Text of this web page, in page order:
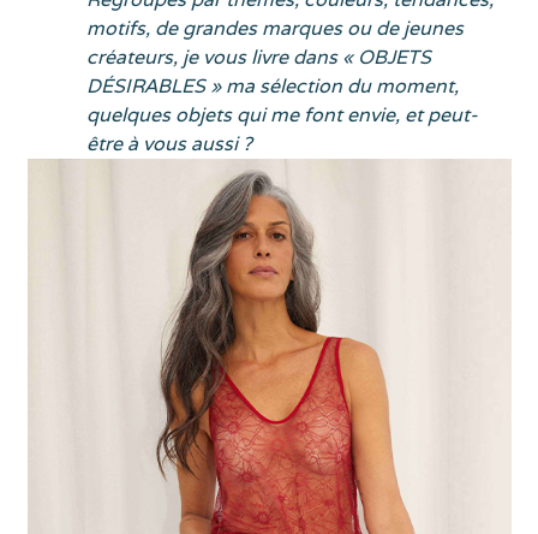
motifs, de grandes marques ou de jeunes
créateurs, je vous livre dans « OBJETS
DÉSIRABLES » ma sélection du moment,
quelques objets qui me font envie, et peut-
être à vous aussi ?